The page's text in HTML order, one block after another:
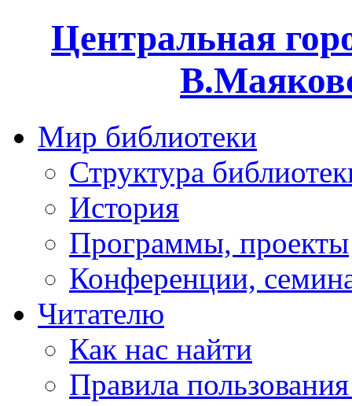
Центральная
Мир библиотеки
Структура
История
Программы, проекты
Конференции,
Читателю
Как нас найти
Правила